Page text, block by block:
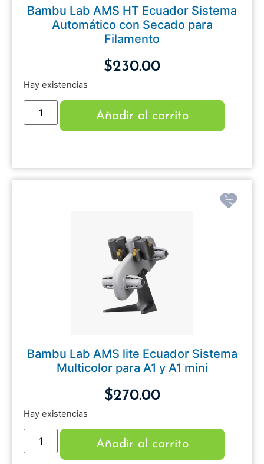
Bambu Lab AMS HT Ecuador Sistema
Automático con Secado para
Filamento
$230.00
Hay existencias
Añadir al carrito
Bambu Lab AMS lite Ecuador Sistema
Multicolor para A1 y A1 mini
$270.00
Hay existencias
Añadir al carrito